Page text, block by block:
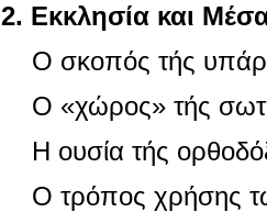
2. Εκκλησία και
Ο σκοπός τής
Ο «χώρος» τής
Η ουσία τής
Ο τρόπος χρήσης